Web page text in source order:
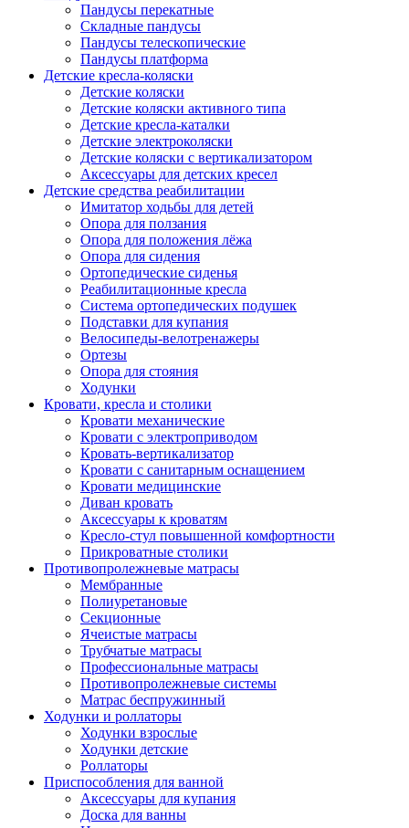
Пандусы перекатные
Складные пандусы
Пандусы телескопические
Пандусы платформа
Детские кресла-коляски
Детские коляски
Детские коляски активного типа
Детские кресла-каталки
Детские электроколяски
Детские коляски с вертикализатором
Аксессуары для детских кресел
Детские средства реабилитации
Имитатор ходьбы для детей
Опора для ползания
Опора для положения лёжа
Опора для сидения
Ортопедические сиденья
Реабилитационные кресла
Система ортопедических подушек
Подставки для купания
Велосипеды-велотренажеры
Ортезы
Опора для стояния
Ходунки
Кровати, кресла и столики
Кровати механические
Кровати с электроприводом
Кровать-вертикализатор
Кровати с санитарным оснащением
Кровати медицинские
Диван кровать
Аксессуары к кроватям
Кресло-стул повышенной комфортности
Прикроватные столики
Противопролежневые матрасы
Мембранные
Полиуретановые
Секционные
Ячеистые матрасы
Трубчатые матрасы
Профессиональные матрасы
Противопролежневые системы
Матрас беспружинный
Ходунки и роллаторы
Ходунки взрослые
Ходунки детские
Роллаторы
Приспособления для ванной
Аксессуары для купания
Доска для ванны